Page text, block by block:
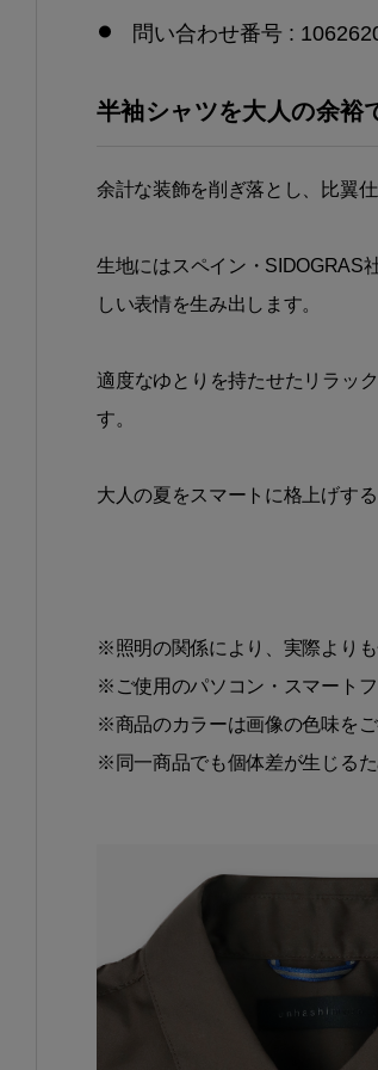
問い合わせ番号 :
半袖シャツを大人の余裕
余計な装飾を削ぎ落とし、比翼
生地にはスペイン・SIDOGRAS
しい表情を生み出します。
適度なゆとりを持たせたリラッ
す。
大人の夏をスマートに格上げす
※照明の関係により、実際より
※ご使用のパソコン・スマート
※商品のカラーは画像の色味をご
※同一商品でも個体差が生じる